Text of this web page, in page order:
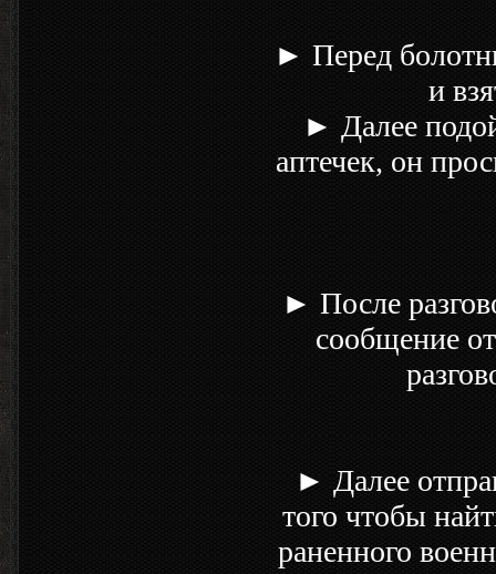
► Перед
и
► Далее
аптечек, он
► После
сообщение
► Далее
того чтобы
раненного